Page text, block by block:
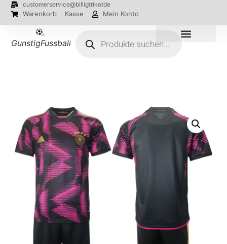
customerservice@billigtrikotde
Warenkorb Kasse Mein Konto
GunstigFussballTrikot